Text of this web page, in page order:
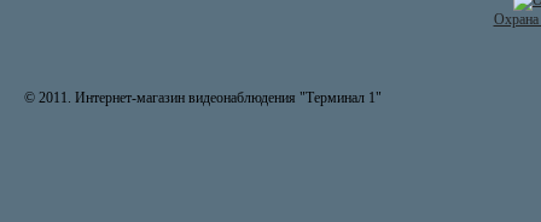
© 2011. Интернет-магазин видеонаблюдения "Терминал 1"